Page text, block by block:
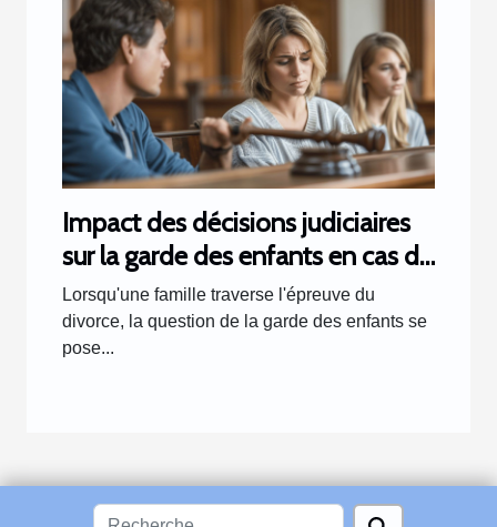
Impact des décisions judiciaires
sur la garde des enfants en cas de
divorce
Lorsqu'une famille traverse l'épreuve du
divorce, la question de la garde des enfants se
pose...